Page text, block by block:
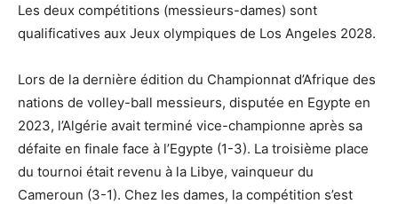
Les deux compétitions (messieurs-dames) sont
qualificatives aux Jeux olympiques de Los Angeles 2028.
Lors de la dernière édition du Championnat d’Afrique des
nations de volley-ball messieurs, disputée en Egypte en
2023, l’Algérie avait terminé vice-championne après sa
défaite en finale face à l’Egypte (1-3). La troisième place
du tournoi était revenu à la Libye, vainqueur du
Cameroun (3-1). Chez les dames, la compétition s’est